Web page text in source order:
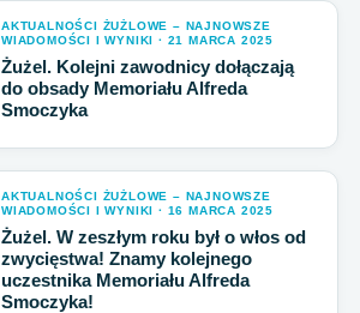
AKTUALNOŚCI ŻUŻLOWE – NAJNOWSZE
WIADOMOŚCI I WYNIKI · 21 MARCA 2025
Żużel. Kolejni zawodnicy dołączają
do obsady Memoriału Alfreda
Smoczyka
AKTUALNOŚCI ŻUŻLOWE – NAJNOWSZE
WIADOMOŚCI I WYNIKI · 16 MARCA 2025
Żużel. W zeszłym roku był o włos od
zwycięstwa! Znamy kolejnego
uczestnika Memoriału Alfreda
Smoczyka!